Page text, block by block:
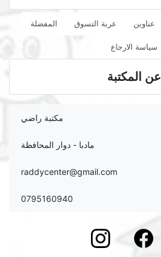
عناوين عربة التسوق المفضلة
سياسة الارجاع
عن المكتبة
مكتبة راضي
مادبا - دوار المحافظة
raddycenter@gmail.com
0795160940
Facebook
instagram